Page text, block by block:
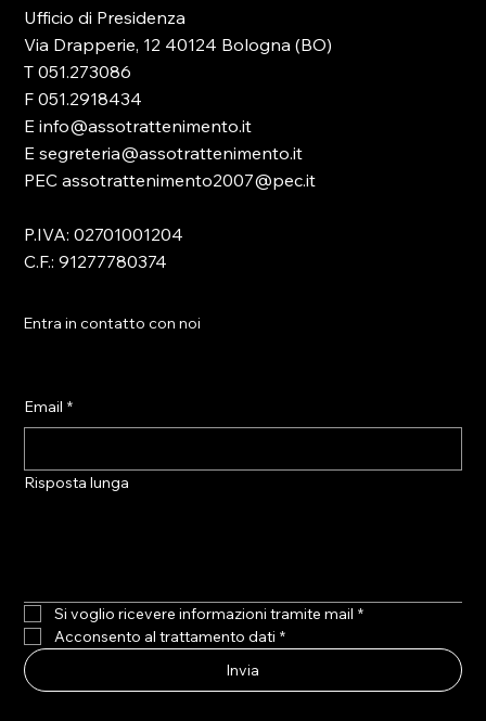
Ufficio di Presidenza
Via Drapperie, 12 40124 Bologna (BO)
T 051.273086
F 051.2918434
E info@assotrattenimento.it
E segreteria@assotrattenimento.it
PEC assotrattenimento2007@pec.it
P.IVA: 02701001204
C.F.: 91277780374
Entra in contatto con noi
Email *
Risposta lunga
Si voglio ricevere informazioni tramite mail *
Acconsento al trattamento dati *
Invia